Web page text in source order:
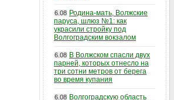
6.08 Родина-мать, Волжские
паруса, шлюз №1: как
украсили стройку под
Волгоградским вокзалом
6.08 В Волжском спасли двух
парней, которых отнесло на
три сотни метров от берега
во время купания
6.08 Волгоградскую область